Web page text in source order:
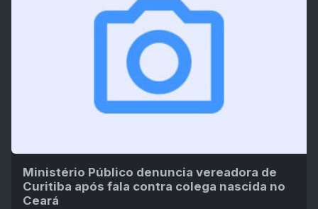
Ministério Público denuncia vereadora de
Curitiba após fala contra colega nascida no
Ceará